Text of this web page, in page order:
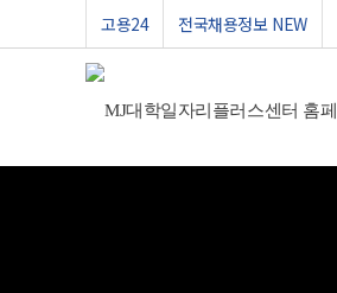
고용24 전국채용정보 NEW